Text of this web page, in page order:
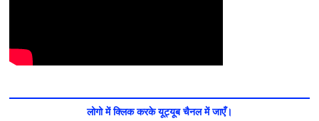
लोगो में क्लिक करके यूट्यूब चैनल में जाएँ।